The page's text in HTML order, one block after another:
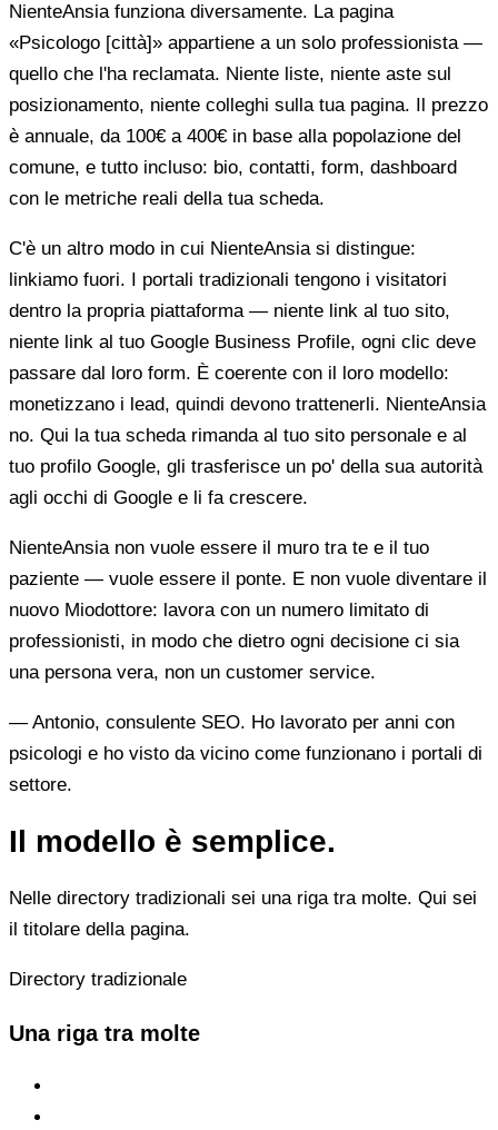
NienteAnsia funziona diversamente. La pagina
«Psicologo [città]» appartiene a un solo professionista —
quello che l'ha reclamata. Niente liste, niente aste sul
posizionamento, niente colleghi sulla tua pagina. Il prezzo
è annuale, da 100€ a 400€ in base alla popolazione del
comune, e tutto incluso: bio, contatti, form, dashboard
con le metriche reali della tua scheda.
C'è un altro modo in cui NienteAnsia si distingue:
linkiamo fuori. I portali tradizionali tengono i visitatori
dentro la propria piattaforma — niente link al tuo sito,
niente link al tuo Google Business Profile, ogni clic deve
passare dal loro form. È coerente con il loro modello:
monetizzano i lead, quindi devono trattenerli. NienteAnsia
no. Qui la tua scheda rimanda al tuo sito personale e al
tuo profilo Google, gli trasferisce un po' della sua autorità
agli occhi di Google e li fa crescere.
NienteAnsia non vuole essere il muro tra te e il tuo
paziente — vuole essere il ponte. E non vuole diventare il
nuovo Miodottore: lavora con un numero limitato di
professionisti, in modo che dietro ogni decisione ci sia
una persona vera, non un customer service.
— Antonio, consulente SEO. Ho lavorato per anni con
psicologi e ho visto da vicino come funzionano i portali di
settore.
Il modello è semplice.
Nelle directory tradizionali sei una riga tra molte. Qui sei
il titolare della pagina.
Directory tradizionale
Una riga tra molte